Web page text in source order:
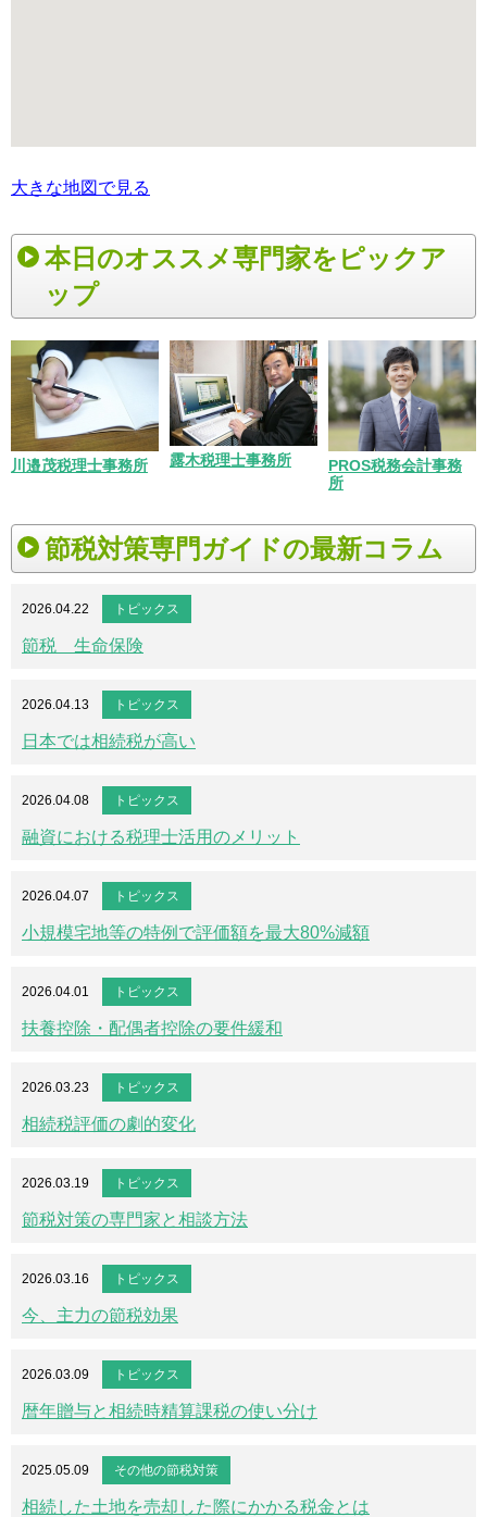
大きな地図で見る
本日のオススメ専門家をピックア
ップ
川邉茂税理士事務所 露木税理士事務所
PROS税務会計事務
所
節税対策専門ガイドの最新コラム
2026.04.22 トピックス
節税 生命保険
2026.04.13 トピックス
日本では相続税が高い
2026.04.08 トピックス
融資における税理士活用のメリット
2026.04.07 トピックス
小規模宅地等の特例で評価額を最大80%減額
2026.04.01 トピックス
扶養控除・配偶者控除の要件緩和
2026.03.23 トピックス
相続税評価の劇的変化
2026.03.19 トピックス
節税対策の専門家と相談方法
2026.03.16 トピックス
今、主力の節税効果
2026.03.09 トピックス
暦年贈与と相続時精算課税の使い分け
2025.05.09 その他の節税対策
相続した土地を売却した際にかかる税金とは